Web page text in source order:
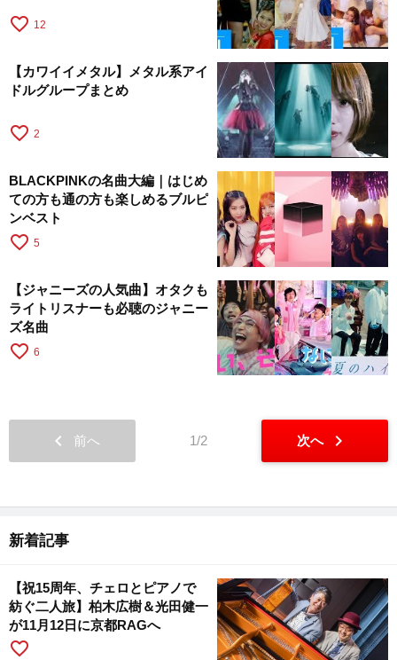
favorite_border 12
【カワイイメタル】メタル系アイ
ドルグループまとめ
favorite_border 2
BLACKPINKの名曲大編｜はじめ
ての方も通の方も楽しめるブルピ
ンベスト
favorite_border 5
【ジャニーズの人気曲】オタクも
ライトリスナーも必聴のジャニー
ズ名曲
favorite_border 6
chevron_left 前へ 1/2 次へ chevron_right
新着記事
【祝15周年、チェロとピアノで
紡ぐ二人旅】柏木広樹＆光田健一
が11月12日に京都RAGへ
favorite_border